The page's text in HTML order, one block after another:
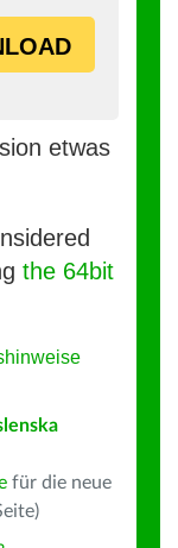
etwas
the 64bit
für die neue